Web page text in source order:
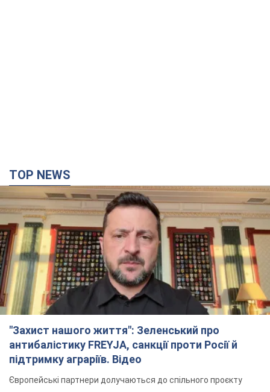
TOP NEWS
"Захист нашого життя": Зеленський про
антибалістику FREYJA, санкції проти Росії й
підтримку аграріїв. Відео
Європейські партнери долучаються до спільного проєкту